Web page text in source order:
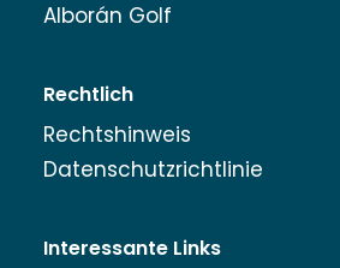
Alborán Golf
Rechtlich
Rechtshinweis
Datenschutzrichtlinie
Interessante Links